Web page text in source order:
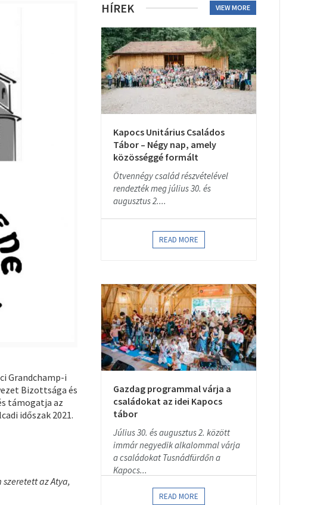
Grandchamp-i
Bizottsága és
támogatja az
időszak 2021.
az Atya,
HÍREK VIEW MORE
Kapocs Unitárius Családos
Tábor – Négy nap, amely
közösséggé formált
Ötvennégy család részvételével
rendezték meg július 30. és
augusztus 2....
READ MORE
Gazdag programmal várja a
családokat az idei Kapocs
tábor
Július 30. és augusztus 2. között
immár negyedik alkalommal várja
a családokat Tusnádfürdőn a
Kapocs...
READ MORE